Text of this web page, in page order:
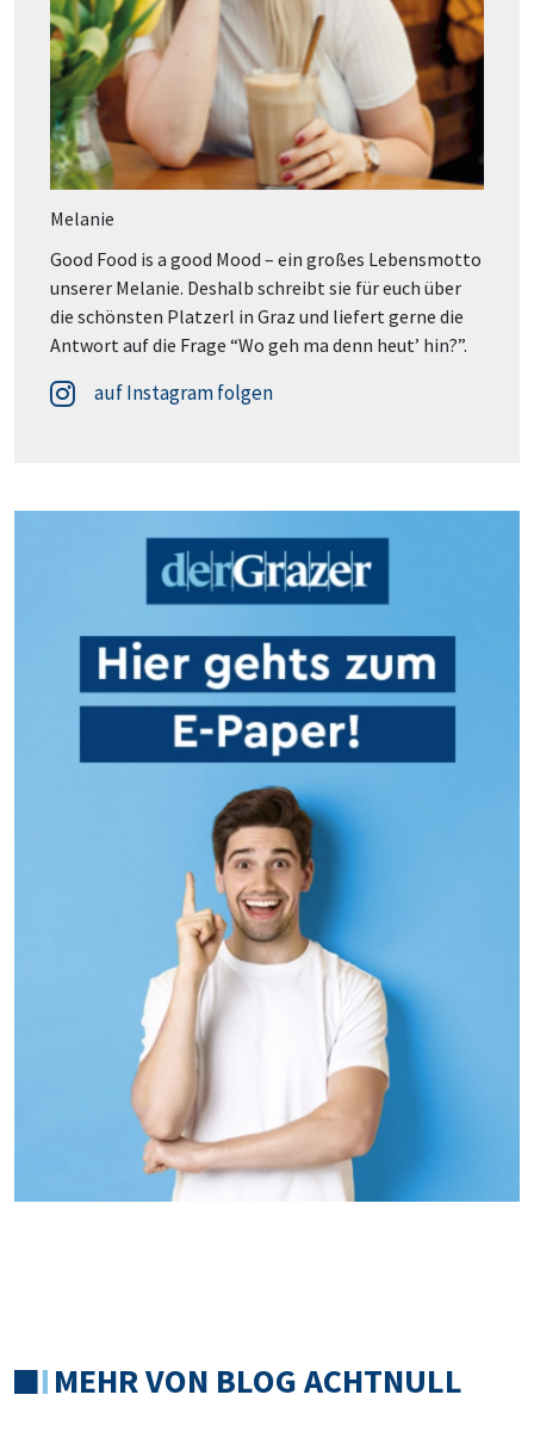
Melanie
Good Food is a good Mood – ein großes Lebensmotto
unserer Melanie. Deshalb schreibt sie für euch über
die schönsten Platzerl in Graz und liefert gerne die
Antwort auf die Frage “Wo geh ma denn heut’ hin?”.
auf Instagram folgen
MEHR VON BLOG ACHTNULL